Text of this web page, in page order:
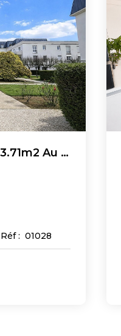
Appartement 2 Pièces 53.71m2 Au 2ème Étage Sans Ascenseur
Réf : 01028